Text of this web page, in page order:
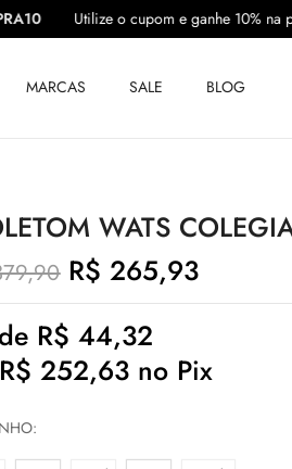
Utilize o cupom e ganhe
MARCAS SALE BLOG
WATS
R$ 265,93
R$ 44,32
R$ 252,63 no Pix